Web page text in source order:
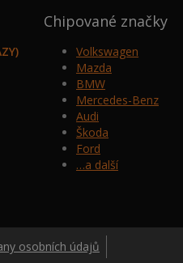
Chipované značky
Volkswagen
Mazda
BMW
Mercedes-Benz
Audi
Škoda
Ford
…a další
osobních údajů